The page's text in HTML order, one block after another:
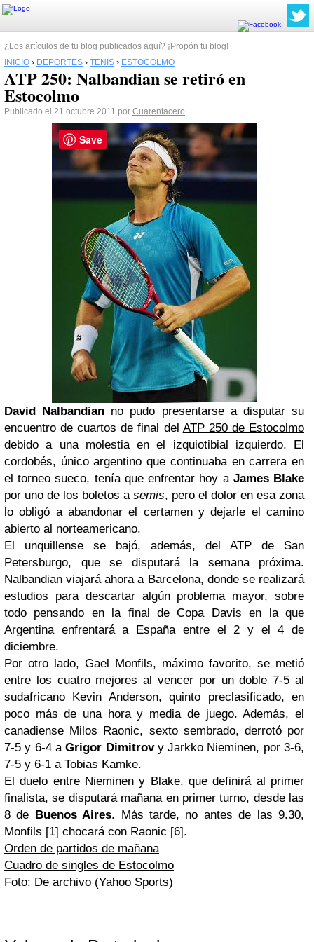
¿Los artículos de tu blog publicados aquí? ¡Propón tu blog!
INICIO › DEPORTES › TENIS › ESTOCOLMO
ATP 250: Nalbandian se retiró en
Estocolmo
Publicado el 21 octubre 2011 por Cuarentacero
David Nalbandian no pudo presentarse a disputar su
encuentro de cuartos de final del ATP 250 de Estocolmo
debido a una molestia en el izquiotibial izquierdo. El
cordobés, único argentino que continuaba en carrera en
el torneo sueco, tenía que enfrentar hoy a James Blake
por uno de los boletos a semis, pero el dolor en esa zona
lo obligó a abandonar el certamen y dejarle el camino
abierto al norteamericano.
El unquillense se bajó, además, del ATP de San
Petersburgo, que se disputará la semana próxima.
Nalbandian viajará ahora a Barcelona, donde se realizará
estudios para descartar algún problema mayor, sobre
todo pensando en la final de Copa Davis en la que
Argentina enfrentará a España entre el 2 y el 4 de
diciembre.
Por otro lado, Gael Monfils, máximo favorito, se metió
entre los cuatro mejores al vencer por un doble 7-5 al
sudafricano Kevin Anderson, quinto preclasificado, en
poco más de una hora y media de juego. Además, el
canadiense Milos Raonic, sexto sembrado, derrotó por
7-5 y 6-4 aGrigor Dimitrovy Jarkko Nieminen, por 3-6,
7-5 y 6-1 a Tobias Kamke.
El duelo entre Nieminen y Blake, que definirá al primer
finalista, se disputará mañana en primer turno, desde las
8 de Buenos Aires. Más tarde, no antes de las 9.30,
Monfils [1] chocará con Raonic [6].
Orden de partidos de mañana
Cuadro de singles de Estocolmo
Foto: De archivo (Yahoo Sports)
Save